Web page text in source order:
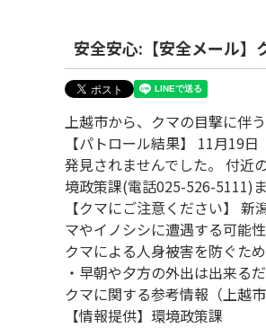
安全安心:【安全メール】
上越市から、クマの目撃に伴
【パトロール結果】 11月19
発見されませんでした。 付近
境政策課(電話025-526-5111)
【クマにご注意ください】
マやイノシシに遭遇する可能
クマによる人身被害を防ぐた
・早朝や夕方の外出は出来
クマに関する参考情報（上越市
【情報提供】環境政策課